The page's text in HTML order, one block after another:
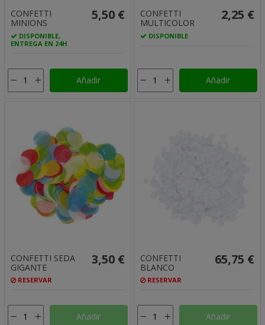
CONFETTI
MINIONS
DISPONIBLE,
ENTREGA EN 24H
5,50 €
Añadir
CONFETTI
MULTICOLOR
DISPONIBLE
2,25 €
Añadir
CONFETTI SEDA
GIGANTE
RESERVAR
3,50 €
Añadir
CONFETTI
BLANCO
RESERVAR
65,75 €
Añadir